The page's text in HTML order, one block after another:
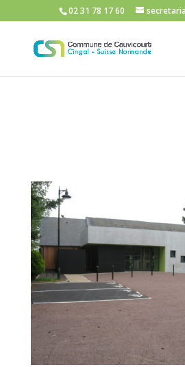
02 31 78 17 60